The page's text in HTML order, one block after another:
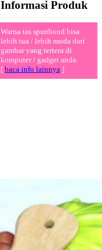
Informasi Produk
Warna tas spunbond bisa
lebih tua / lebih muda dari
gambar yang tertera di
komputer / gadget anda.
[ baca info lainnya ]